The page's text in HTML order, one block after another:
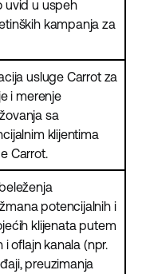
uvid u uspeh
kampanja za
usluge Carrot za
i merenje
sa
klijentima
Carrot.
potencijalnih i
klijenata putem
i oflajn kanala (npr.
preuzimanja